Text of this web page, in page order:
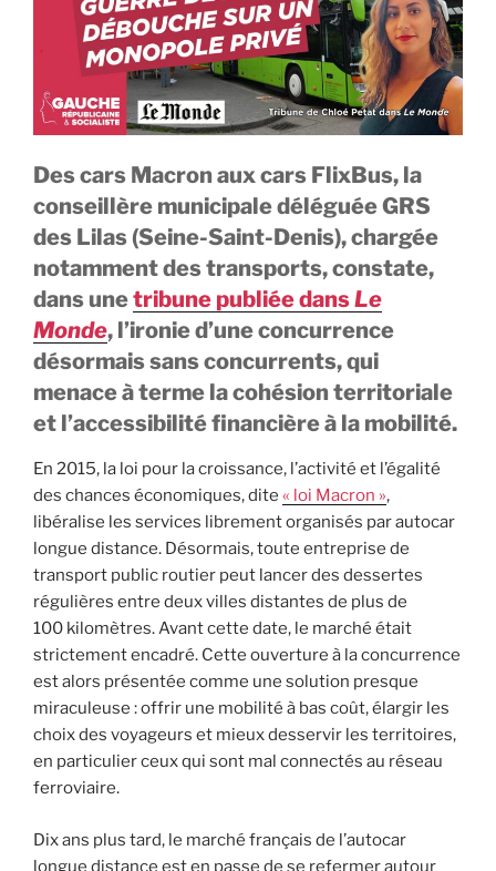
Des cars Macron aux cars FlixBus, la
conseillère municipale déléguée GRS
des Lilas (Seine-Saint-Denis), chargée
notamment des transports, constate,
dans unetribune publiée dansLe
Monde, l’ironie d’une concurrence
désormais sans concurrents, qui
menace à terme la cohésion territoriale
et l’accessibilité financière à la mobilité.
En 2015, la loi pour la croissance, l’activité et l’égalité
des chances économiques, dite « loi Macron »,
libéralise les services librement organisés par autocar
longue distance. Désormais, toute entreprise de
transport public routier peut lancer des dessertes
régulières entre deux villes distantes de plus de
100 kilomètres. Avant cette date, le marché était
strictement encadré. Cette ouverture à la concurrence
est alors présentée comme une solution presque
miraculeuse : offrir une mobilité à bas coût, élargir les
choix des voyageurs et mieux desservir les territoires,
en particulier ceux qui sont mal connectés au réseau
ferroviaire.
Dix ans plus tard, le marché français de l’autocar
longue distance est en passe de se refermer autour